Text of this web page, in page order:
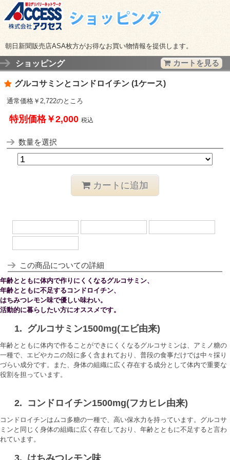
朝日新聞販売店ASA枚方がお得なお買い物情報を提供します。
ショッピング カートを見る
グルコサミンとコンドロイチン (1ケース)
通常価格￥2,722のところ
特別価格￥2,000 税込
数量を選択
カートに追加
この商品についての詳細
年齢とともに体内で作りにくくなるグルコサミン、
年齢とともに不足するコンドロイチン、
はちみつレモン味で優しい味わい。
活動的に暮らしたい方にオススメです。
1. グルコサミン1500mg(エビ由来)
年齢とともに体内で作ることができにくくなるグルコサミンは、アミノ糖の
一種で、エビやカニの殻に多く含まれており、普段の食事だけでは中々採り
づらい成分です。また、身体の組織に広く存在する成分として体内で重要な
役割を担っています。
2. コンドロイチン1500mg(フカヒレ由来)
コンドロイチンはムコ多糖の一種で、高い保水力を持っています。グルコサ
ミンと同じく身体の組織に広く存在しており、年齢とともに不足すると言わ
れています。